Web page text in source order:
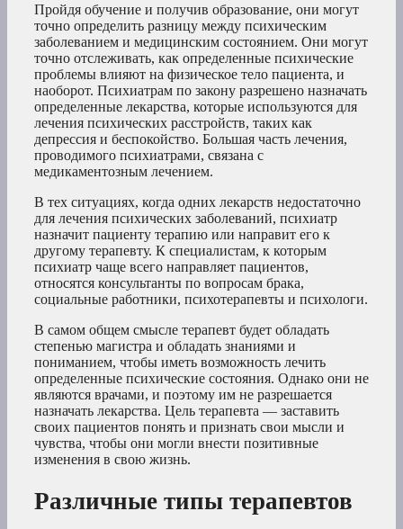
Пройдя обучение и получив образование, они могут
точно определить разницу между психическим
заболеванием и медицинским состоянием. Они могут
точно отслеживать, как определенные психические
проблемы влияют на физическое тело пациента, и
наоборот. Психиатрам по закону разрешено назначать
определенные лекарства, которые используются для
лечения психических расстройств, таких как
депрессия и беспокойство. Большая часть лечения,
проводимого психиатрами, связана с
медикаментозным лечением.
В тех ситуациях, когда одних лекарств недостаточно
для лечения психических заболеваний, психиатр
назначит пациенту терапию или направит его к
другому терапевту. К специалистам, к которым
психиатр чаще всего направляет пациентов,
относятся консультанты по вопросам брака,
социальные работники, психотерапевты и психологи.
В самом общем смысле терапевт будет обладать
степенью магистра и обладать знаниями и
пониманием, чтобы иметь возможность лечить
определенные психические состояния. Однако они не
являются врачами, и поэтому им не разрешается
назначать лекарства. Цель терапевта — заставить
своих пациентов понять и признать свои мысли и
чувства, чтобы они могли внести позитивные
изменения в свою жизнь.
Различные типы терапевтов